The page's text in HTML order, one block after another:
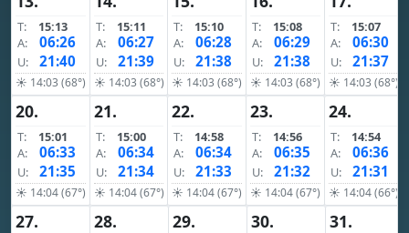
T:
15:13
A:
06:26
U: 21:40
☀ 14:03 (68°)
T:
15:11
A:
06:27
U: 21:39
☀ 14:03 (68°)
T:
15:10
A:
06:28
U: 21:38
☀ 14:03 (68°)
T:
15:08
A:
06:29
U: 21:38
☀ 14:03 (68°)
T:
15:07
A:
06:30
U: 21:37
☀ 14:03 (68°)
20.
T:
15:01
A:
06:33
U: 21:35
☀ 14:04 (67°)
21.
T:
15:00
A:
06:34
U: 21:34
☀ 14:04 (67°)
22.
T:
14:58
A:
06:34
U: 21:33
☀ 14:04 (67°)
23.
T:
14:56
A:
06:35
U: 21:32
☀ 14:04 (67°)
24.
T:
14:54
A:
06:36
U: 21:31
☀ 14:04 (66°)
27. 28. 29. 30. 31.